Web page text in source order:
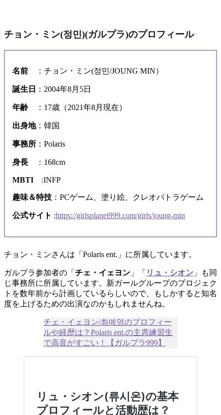
チョン・ミン(정민)(ガルプラ)のプロフィール
名前 ：チョン・ミン(정민/JOUNG MIN）
誕生日 ：2004年8月5日
年齢 ：17歳（2021年8月現在）
出身地：韓国
事務所 ：Polaris
身長 ：168cm
MBTI :INFP
趣味＆特技 ：PCゲーム、塗り絵、クレオパトラゲーム
公式サイト :https://girlsplanet999.com/girls/joung-min
チョン・ミンさんは「Polaris ent.」に所属しています。
ガルプラ参加者の「 チェ・イェヨン 」「 リュ・シオン 」も同
じ事務所に所属しています。新ガールグループのプロジェク
トを数年前から計画しているらしいので、もしかすると知名
度を上げるための出演なのかもしれませんね。
チェ・イェヨン/최예영のプロフィー
ルや経歴は？Polaris ent.の主席練習生
で高音がすごい！【ガルプラ999】